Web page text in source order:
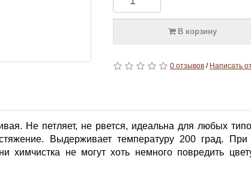
В корзину
0 отзывов / Написать
Не петляет, не рвется, идеальна для любых
Выдерживает температуру 200 град.
химчистка не могут хоть немного повредить